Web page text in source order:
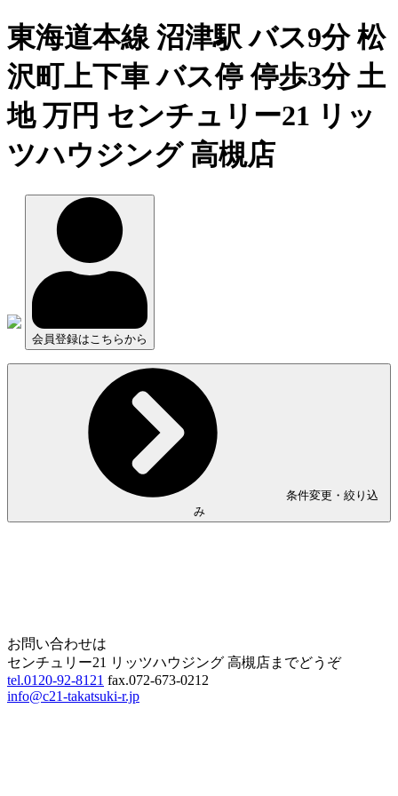
東海道本線 沼津駅 バス9分 松
沢町上下車 バス停 停歩3分 土
地 万円 センチュリー21 リッ
ツハウジング 高槻店
会員登録はこちらから
条件変更・絞り込
み
お問い合わせは
センチュリー21 リッツハウジング 高槻店までどうぞ
tel.0120-92-8121 fax.072-673-0212
info@c21-takatsuki-r.jp